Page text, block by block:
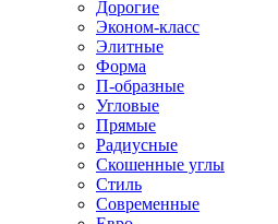
Дорогие
Эконом-класс
Элитные
Форма
П-образные
Угловые
Прямые
Радиусные
Скошенные углы
Стиль
Современные